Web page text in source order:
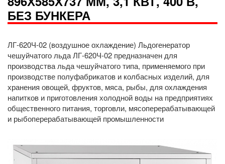
БЕЗ БУНКЕРА
ЛГ-620Ч-02 (воздушное охлаждение) Льдогенератор
чешуйчатого льда ЛГ-620Ч-02 предназначен для
производства льда чешуйчатого типа, применяемого при
производстве полуфабрикатов и колбасных изделий, для
хранения овощей, фруктов, мяса, рыбы, для охлаждения
напитков и приготовления холодной воды на предприятиях
общественного питания, торговли, мясоперерабатывающей
и рыбоперерабатывающей промышленности